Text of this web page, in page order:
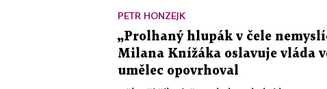
PETR HONZEJK
„Prolhaný hlupák v čele
Milana Knížáka oslavuje vláda
umělec opovrhoval